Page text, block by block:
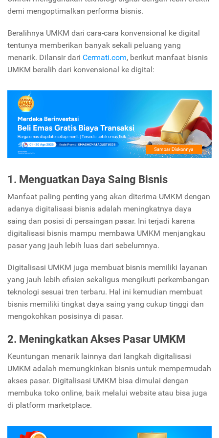
demi mengoptimalkan performa bisnis.
Beralihnya UMKM dari cara-cara konvensional ke digital
tentunya memberikan banyak sekali peluang yang
menarik. Dilansir dari Cermati.com, berikut manfaat bisnis
UMKM beralih dari konvensional ke digital:
1. Menguatkan Daya Saing Bisnis
Manfaat paling penting yang akan diterima UMKM dengan
adanya digitalisasi bisnis adalah meningkatnya daya
saing dan posisi di persaingan pasar. Ini terjadi karena
digitalisasi bisnis mampu membawa UMKM menjangkau
pasar yang jauh lebih luas dari sebelumnya.
Digitalisasi UMKM juga membuat bisnis memiliki layanan
yang jauh lebih efisien sekaligus mengikuti perkembangan
teknologi sesuai tren terbaru. Hal ini kemudian membuat
bisnis memiliki tingkat daya saing yang cukup tinggi dan
mengokohkan posisinya di pasar.
2. Meningkatkan Akses Pasar UMKM
Keuntungan menarik lainnya dari langkah digitalisasi
UMKM adalah memungkinkan bisnis untuk mempermudah
akses pasar. Digitalisasi UMKM bisa dimulai dengan
membuka toko online, baik melalui website atau bisa juga
di platform marketplace.